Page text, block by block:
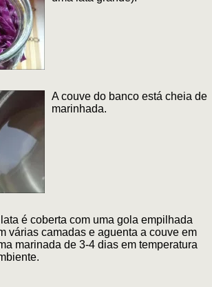
A couve do banco está cheia de
marinhada.
é coberta com uma gola empilhada
várias camadas e aguenta a couve em
marinada de 3-4 dias em temperatura